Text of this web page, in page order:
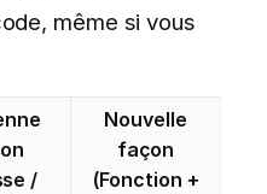
même si vous
/
Nouvelle
façon
(Fonction +